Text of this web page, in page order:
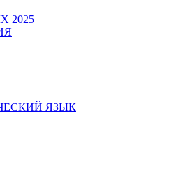
2025
ЯЗЫК